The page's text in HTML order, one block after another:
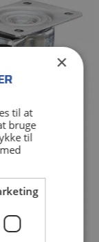
×
til at
bruge
til